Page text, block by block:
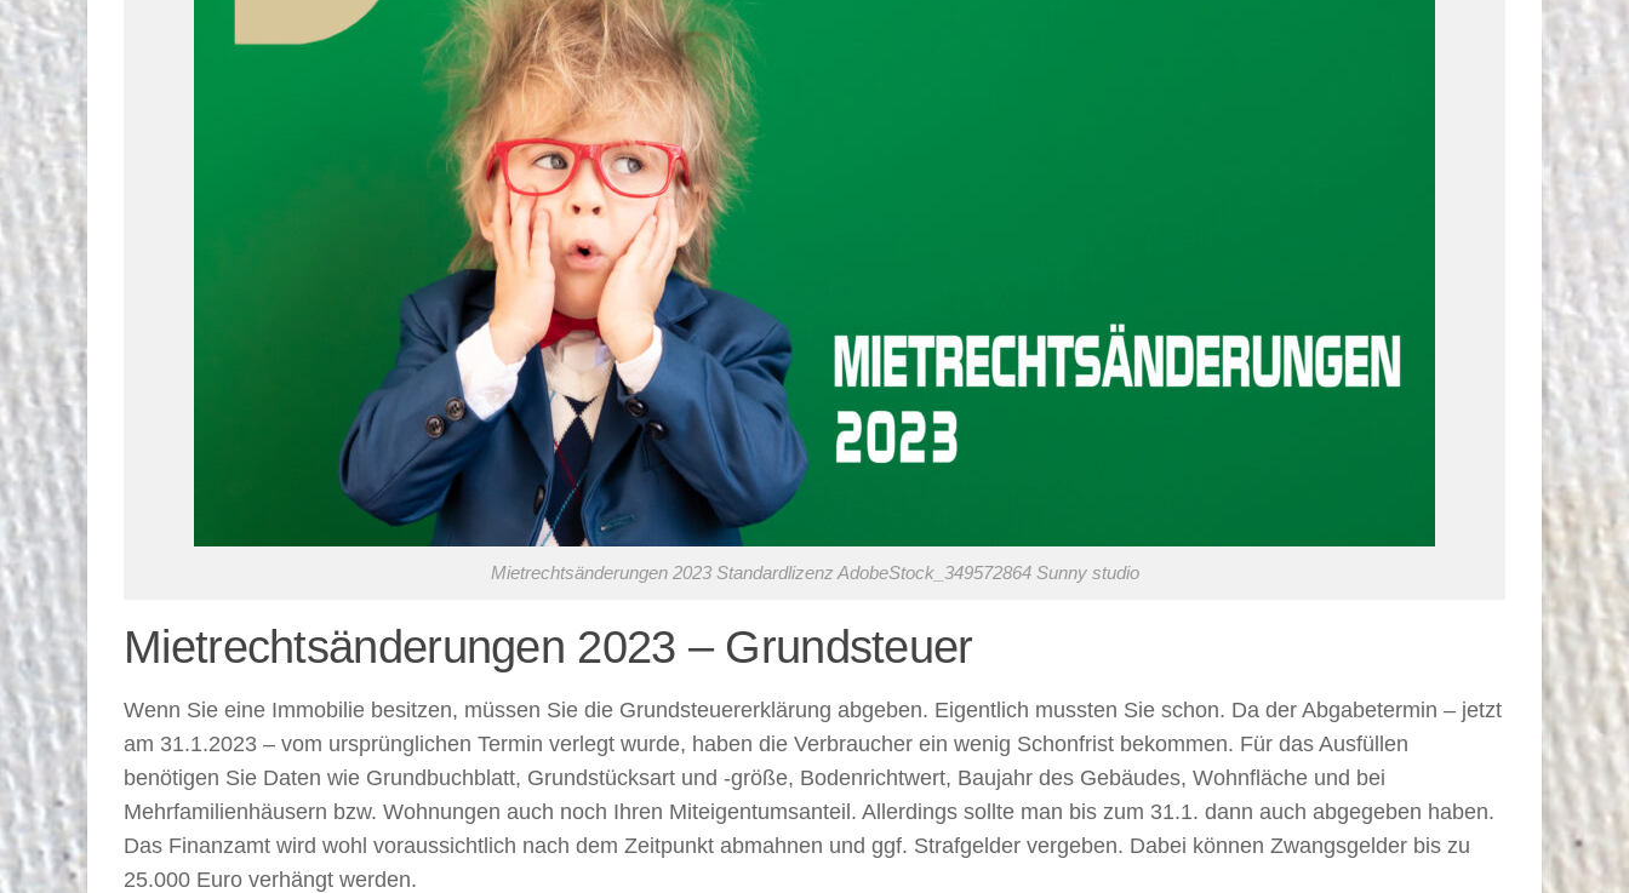
Mietrechtsänderungen 2023 Standardlizenz AdobeStock_349572864 Sunny studio
Mietrechtsänderungen 2023 – Grundsteuer
Wenn Sie eine Immobilie besitzen, müssen Sie die Grundsteuererklärung abgeben. Eigentlich mussten Sie schon. Da der Abgabetermin – jetzt
am 31.1.2023 – vom ursprünglichen Termin verlegt wurde, haben die Verbraucher ein wenig Schonfrist bekommen. Für das Ausfüllen
benötigen Sie Daten wie Grundbuchblatt, Grundstücksart und -größe, Bodenrichtwert, Baujahr des Gebäudes, Wohnfläche und bei
Mehrfamilienhäusern bzw. Wohnungen auch noch Ihren Miteigentumsanteil. Allerdings sollte man bis zum 31.1. dann auch abgegeben haben.
Das Finanzamt wird wohl voraussichtlich nach dem Zeitpunkt abmahnen und ggf. Strafgelder vergeben. Dabei können Zwangsgelder bis zu
25.000 Euro verhängt werden.